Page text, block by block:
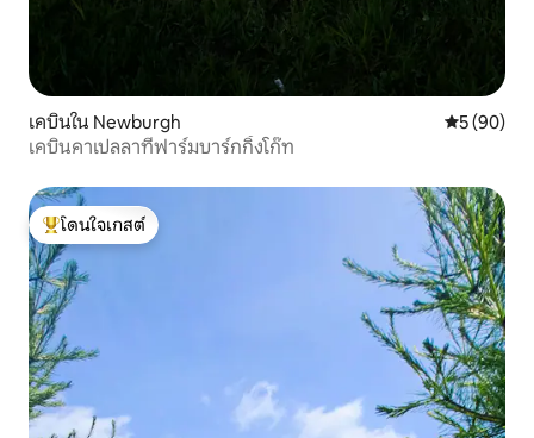
เคบินใน Newburgh คะแนนเฉลี่
5 (90)
เคบินคาเปลลาที่ฟาร์มบาร์กกิ้งโก๊ท
โดนใจเกสต์ที่สุด
โดนใจเกสต์